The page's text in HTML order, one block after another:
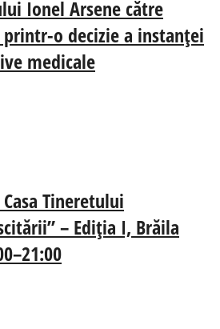
Ionel Arsene către
o decizie a instanței
medicale
Tineretului
– Ediția I, Brăila